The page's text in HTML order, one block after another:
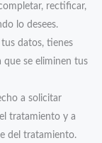
rectificar,
lo desees.
datos, tienes
se eliminen tus
a solicitar
tratamiento y a
del tratamiento.